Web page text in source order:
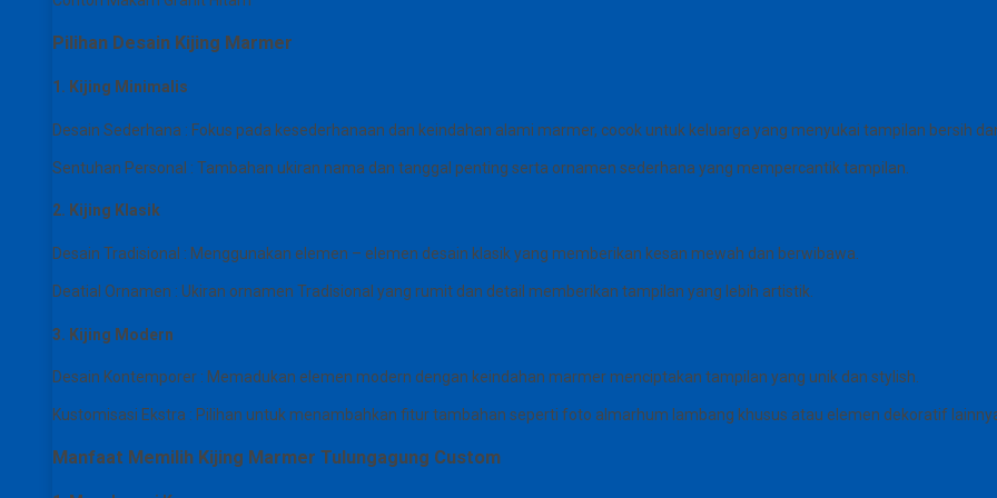
Pilihan Desain Kijing Marmer
1. Kijing Minimalis
Desain Sederhana : Fokus pada kesederhanaan dan keindahan alami marmer, cocok untuk keluarga yang menyukai tampilan bersih
Sentuhan Personal : Tambahan ukiran nama dan tanggal penting serta ornamen sederhana yang mempercantik tampilan.
2. Kijing Klasik
Desain Tradisional : Menggunakan elemen – elemen desain klasik yang memberikan kesan mewah dan berwibawa.
Deatial Ornamen : Ukiran ornamen Tradisional yang rumit dan detail memberikan tampilan yang lebih artistik.
3. Kijing Modern
Desain Kontemporer : Memadukan elemen modern dengan keindahan marmer menciptakan tampilan yang unik dan stylish.
Kustomisasi Ekstra : Pilihan untuk menambahkan fitur tambahan seperti foto almarhum lambang khusus atau elemen dekoratif
Manfaat Memilih Kijing Marmer Tulungagung Custom